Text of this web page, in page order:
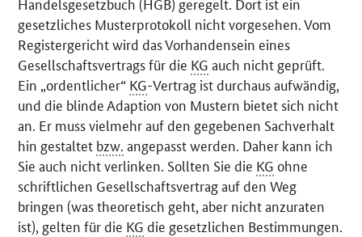
gesetzliches Musterprotokoll nicht vorgesehen. Vom
Registergericht wird das Vorhandensein eines
Gesellschaftsvertrags für die KG auch nicht geprüft.
Ein „ordentlicher“ KG-Vertrag ist durchaus aufwändig,
und die blinde Adaption von Mustern bietet sich nicht
an. Er muss vielmehr auf den gegebenen Sachverhalt
hin gestaltet bzw. angepasst werden. Daher kann ich
Sie auch nicht verlinken. Sollten Sie die KG ohne
schriftlichen Gesellschaftsvertrag auf den Weg
bringen (was theoretisch geht, aber nicht anzuraten
ist), gelten für die KG die gesetzlichen Bestimmungen.